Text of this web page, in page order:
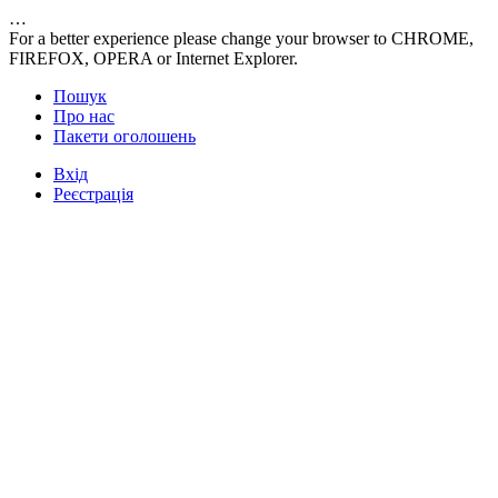
…
For a better experience please change your browser to CHROME,
FIREFOX, OPERA or Internet Explorer.
Пошук
Про нас
Пакети оголошень
Вхід
Реєстрація